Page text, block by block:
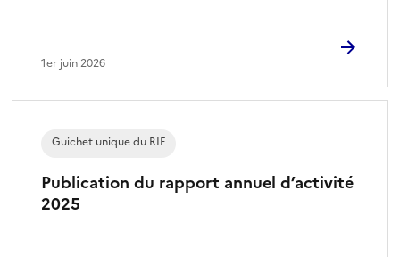
1er juin 2026
Publication du rapport annuel d’activité
2025
Guichet unique du RIF